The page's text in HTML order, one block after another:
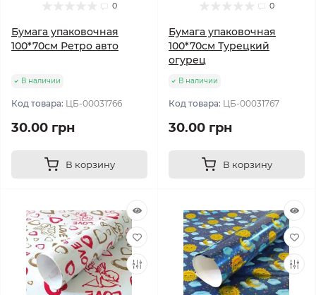
0
Бумага упаковочная
100*70см Ретро авто
В наличии
Код товара: ЦБ-00031766
30.00 грн
В корзину
0
Бумага упаковочная
100*70см Турецкий
огурец
В наличии
Код товара: ЦБ-00031767
30.00 грн
В корзину